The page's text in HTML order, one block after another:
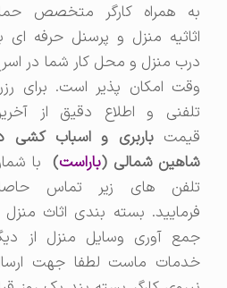
به همراه کارگر متخصص حمل
اثاثیه منزل و پرسنل حرفه ای به
درب منزل و محل کار شما در اسرع
وقت امکان پذیر است. برای رزرو
تلفنی و اطلاع دقیق از آخرین
قیمتباربری و اسباب کشی در
شاهین شمالی (باراست)با شماره
تلفن های زیر تماس حاصل
فرمایید. بسته بندی اثاث منزل و
جمع آوری وسایل منزل از دیگر
خدمات ماست لطفا جهت ارسال